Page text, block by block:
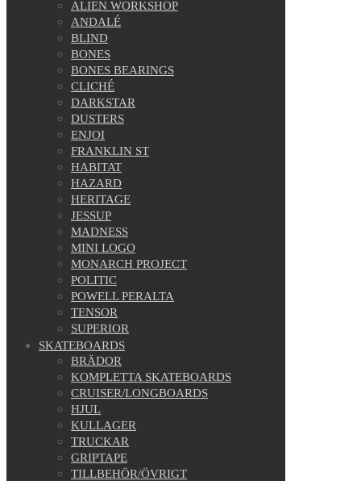
ALIEN WORKSHOP
ANDALÉ
BLIND
BONES
BONES BEARINGS
CLICHÉ
DARKSTAR
DUSTERS
ENJOI
FRANKLIN ST
HABITAT
HAZARD
HERITAGE
JESSUP
MADNESS
MINI LOGO
MONARCH PROJECT
POLITIC
POWELL PERALTA
TENSOR
SUPERIOR
SKATEBOARDS
BRÄDOR
KOMPLETTA SKATEBOARDS
CRUISER/LONGBOARDS
HJUL
KULLAGER
TRUCKAR
GRIPTAPE
TILLBEHÖR/ÖVRIGT